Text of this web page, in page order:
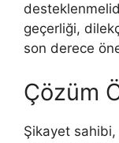
geçerliği,
son derece
Çözüm
Şikayet